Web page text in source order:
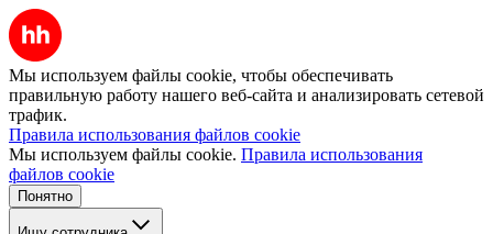
Мы используем файлы cookie, чтобы обеспечивать
правильную работу нашего веб-сайта и анализировать сетевой
трафик.
Правила использования файлов cookie
Мы используем файлы cookie. Правила использования
файлов cookie
Понятно